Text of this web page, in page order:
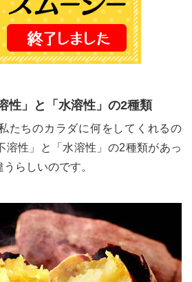
性」と「水溶性」の2種類
たちのカラダに何をしてくれるの
溶性」と「水溶性」の2種類があっ
らしいのです。